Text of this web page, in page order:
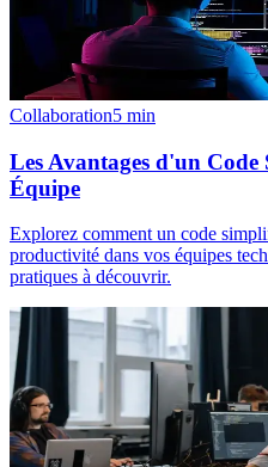
Collaboration5 min
Les Avantages d'un
Équipe
Explorez comment un code
productivité dans vos équipes
pratiques à découvrir.